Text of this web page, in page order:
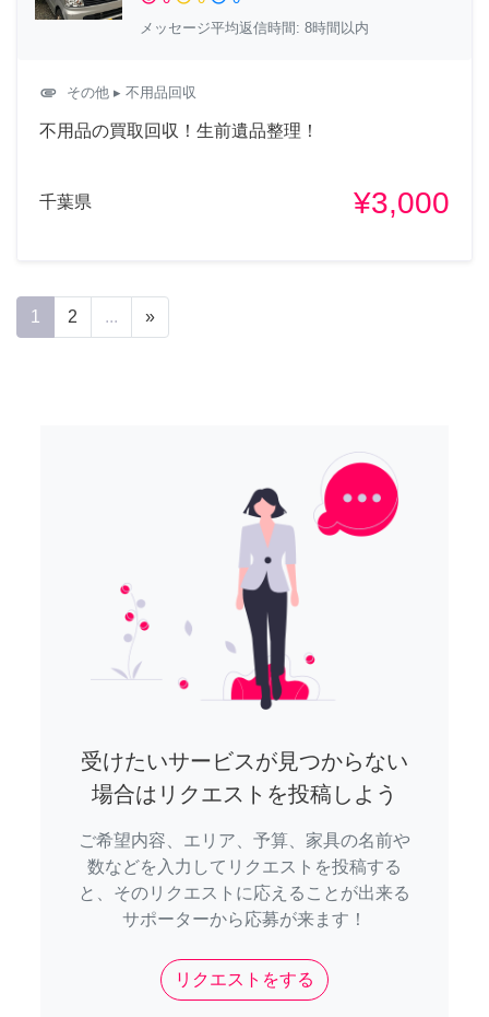
メッセージ平均返信時間: 8時間以内
attachment その他 ▸ 不用品回収
不用品の買取回収！生前遺品整理！
千葉県 ¥3,000
1 2 ... »
受けたいサービスが見つからない
場合はリクエストを投稿しよう
ご希望内容、エリア、予算、家具の名前や
数などを入力してリクエストを投稿する
と、そのリクエストに応えることが出来る
サポーターから応募が来ます！
リクエストをする